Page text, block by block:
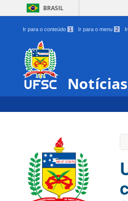
BRASIL
Ir para o conteúdo 1 Ir para o menu 2